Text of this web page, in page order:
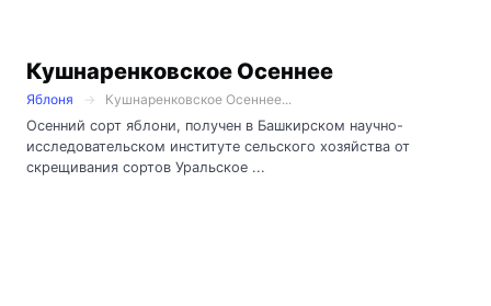
Кушнаренковское Осеннее
Яблоня
Кушнаренковское Осеннее...
Осенний сорт яблони, получен в Башкирском научно-
исследовательском институте сельского хозяйства от
скрещивания сортов Уральское ...